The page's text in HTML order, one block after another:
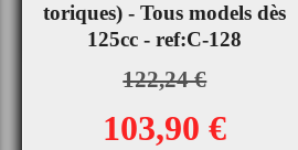
toriques) - Tous models dès
125cc - ref:C-128
122,24 €
103,90 €